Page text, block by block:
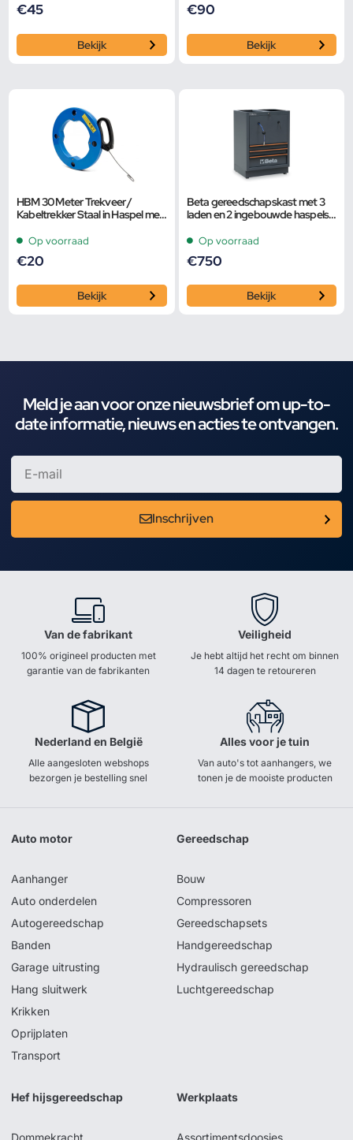
€45
Bekijk
€90
Bekijk
HBM 30 Meter Trekveer /
Kabeltrekker Staal in Haspel met
Op voorraad
€20
Bekijk
Beta gereedschapskast met 3
laden en 2 ingebouwde haspels
Op voorraad
€750
Bekijk
Meld je aan voor onze nieuwsbrief om up-to-
date informatie, nieuws en acties te ontvangen.
Inschrijven
Van de fabrikant
100% origineel producten met
garantie van de fabrikanten
Veiligheid
Je hebt altijd het recht om binnen
14 dagen te retoureren
Nederland en België
Alle aangesloten webshops
bezorgen je bestelling snel
Alles voor je tuin
Van auto's tot aanhangers, we
tonen je de mooiste producten
Auto motor
Aanhanger
Auto onderdelen
Autogereedschap
Banden
Garage uitrusting
Hang sluitwerk
Krikken
Oprijplaten
Transport
Gereedschap
Bouw
Compressoren
Gereedschapsets
Handgereedschap
Hydraulisch gereedschap
Luchtgereedschap
Hef hijsgereedschap
Dommekracht
Werkplaats
Assortimentsdoosjes